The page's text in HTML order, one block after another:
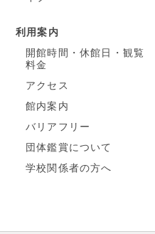
利用案内
開館時間・休館日・観覧
料金
アクセス
館内案内
バリアフリー
団体鑑賞について
学校関係者の方へ